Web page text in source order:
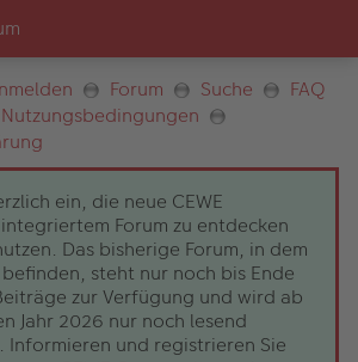
Forum Suche
FAQ
Nutzungsbedingungen
ein, die neue CEWE
Forum zu entdecken
Das bisherige Forum, in dem
steht nur noch bis Ende
zur Verfügung und wird ab
Jahr 2026 nur noch lesend
Informieren und registrieren Sie